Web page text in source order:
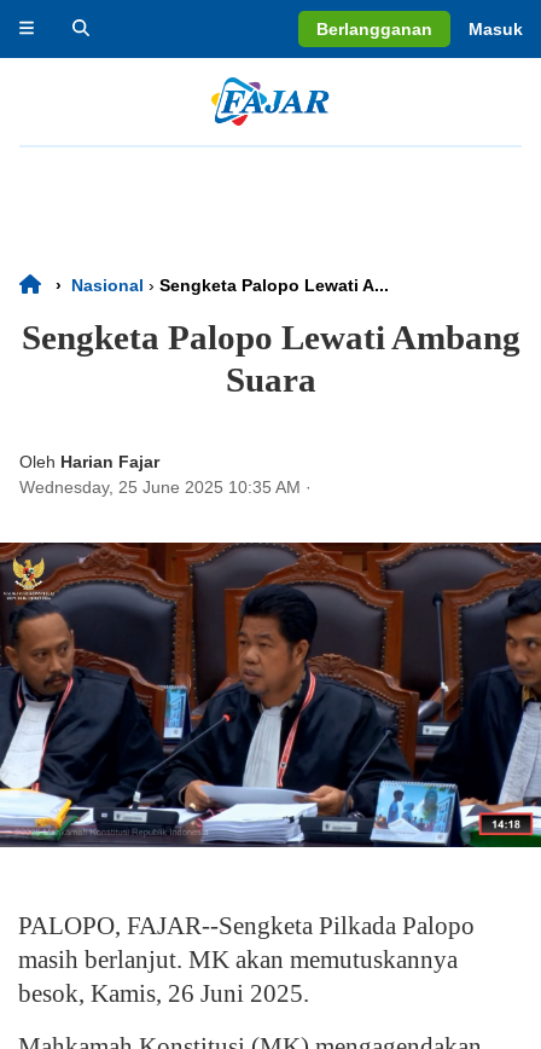
Berlangganan Masuk
› Nasional › Sengketa Palopo Lewati A...
Sengketa Palopo Lewati Ambang
Suara
Oleh Harian Fajar
Wednesday, 25 June 2025 10:35 AM ·
PALOPO, FAJAR--Sengketa Pilkada Palopo
masih berlanjut. MK akan memutuskannya
besok, Kamis, 26 Juni 2025.